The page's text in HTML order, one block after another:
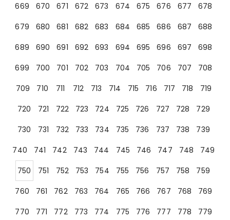
669
670 671 672 673 674 675 676 677
678
679
680 681 682 683 684 685 686 687
688
689
690 691 692 693 694 695 696 697
698
699
700 701 702 703 704 705 706 707
708
709
710 711 712 713 714 715 716 717 718
719
720
721 722 723 724 725 726 727 728
729
730
731 732 733 734 735 736 737 738
739
740
741 742 743 744 745 746 747 748
749
750
751 752 753 754 755 756 757 758
759
760
761 762 763 764 765 766 767 768
769
770
771 772 773 774 775 776 777 778
779